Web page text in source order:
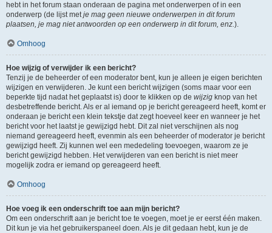
hebt in het forum staan onderaan de pagina met onderwerpen of in een
onderwerp (de lijst metje mag geen nieuwe onderwerpen in dit forum
plaatsen, je mag niet antwoorden op een onderwerp in dit forum, enz.).
Omhoog
Hoe wijzig of verwijder ik een bericht?
Tenzij je de beheerder of een moderator bent, kun je alleen je eigen berichten
wijzigen en verwijderen. Je kunt een bericht wijzigen (soms maar voor een
beperkte tijd nadat het geplaatst is) door te klikken op de wijzig knop van het
desbetreffende bericht. Als er al iemand op je bericht gereageerd heeft, komt er
onderaan je bericht een klein tekstje dat zegt hoeveel keer en wanneer je het
bericht voor het laatst je gewijzigd hebt. Dit zal niet verschijnen als nog
niemand gereageerd heeft, evenmin als een beheerder of moderator je bericht
gewijzigd heeft. Zij kunnen wel een mededeling toevoegen, waarom ze je
bericht gewijzigd hebben. Het verwijderen van een bericht is niet meer
mogelijk zodra er iemand op gereageerd heeft.
Omhoog
Hoe voeg ik een onderschrift toe aan mijn bericht?
Om een onderschrift aan je bericht toe te voegen, moet je er eerst één maken.
Dit kun je via het gebruikerspaneel doen. Als je dit gedaan hebt, kun je de